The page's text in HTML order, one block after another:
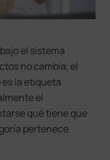
el sistema
no cambia, el
la etiqueta
el
qué tiene que
pertenece.